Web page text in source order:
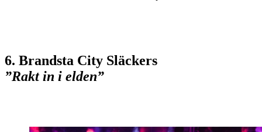
6. Brandsta City Släckers
”Rakt in i elden”